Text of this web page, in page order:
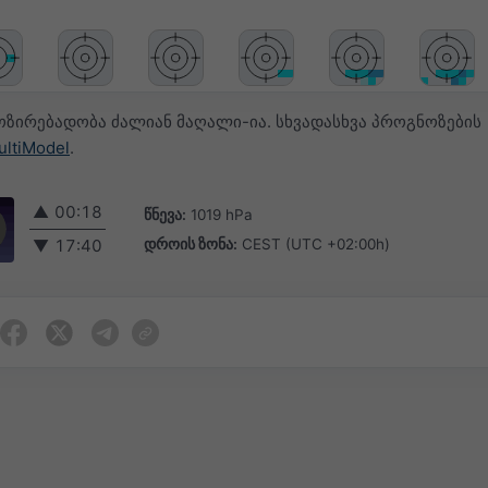
ძალიან მაღალი-ია. სხვადასხვა პროგნოზების
.
▲ 00:18
▼ 17:40
წნევა: 1019 hPa
დროის ზონა: CEST (UTC +02:00h)